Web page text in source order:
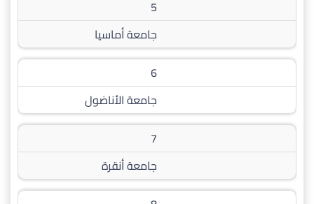
5
جامعة أماسيا
6
جامعة الأناضول
7
جامعة أنقرة